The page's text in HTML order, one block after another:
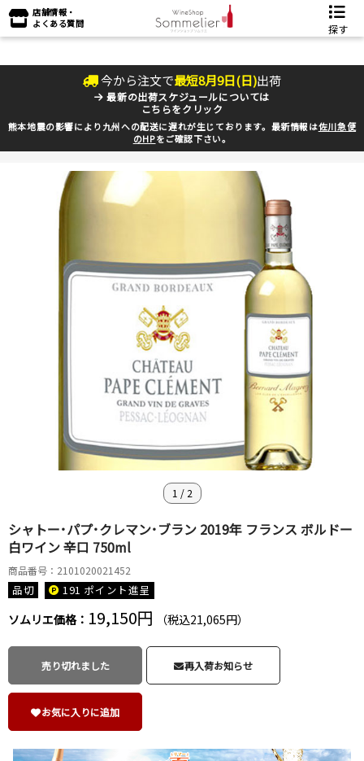
店舗情報・
よくある質問
探す
今から注文で最短8月9日(日)出荷
最新の出荷スケジュールについては
こちらをクリック
熊本地震の影響により九州への配送に遅れが生じております。最新情報は佐川急便
のHPをご確認下さい。
1 / 2
シャトー･パプ･クレマン･ブラン 2019年 フランス ボルドー
白ワイン 辛口 750ml
商品番号：2101020021452
品切 191 ポイント進呈
ソムリエ価格： 19,150円 （税込21,065円）
売り切れました 再入荷お知らせ
お気に入りに追加